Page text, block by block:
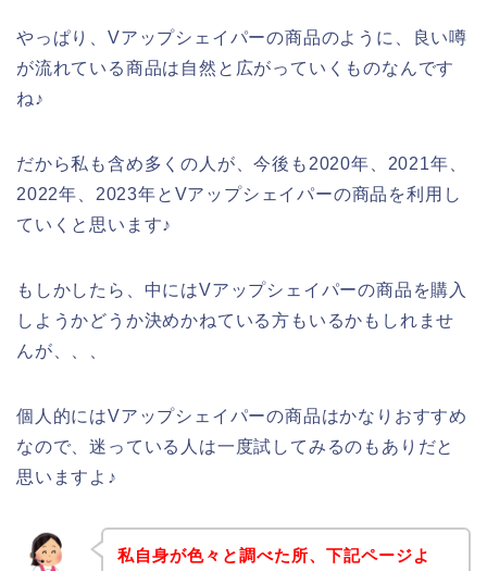
やっぱり、Vアップシェイパーの商品のように、良い噂
が流れている商品は自然と広がっていくものなんです
ね♪
だから私も含め多くの人が、今後も2020年、2021年、
2022年、2023年とVアップシェイパーの商品を利用し
ていくと思います♪
もしかしたら、中にはVアップシェイパーの商品を購入
しようかどうか決めかねている方もいるかもしれませ
んが、、、
個人的にはVアップシェイパーの商品はかなりおすすめ
なので、迷っている人は一度試してみるのもありだと
思いますよ♪
私自身が色々と調べた所、下記ページよ